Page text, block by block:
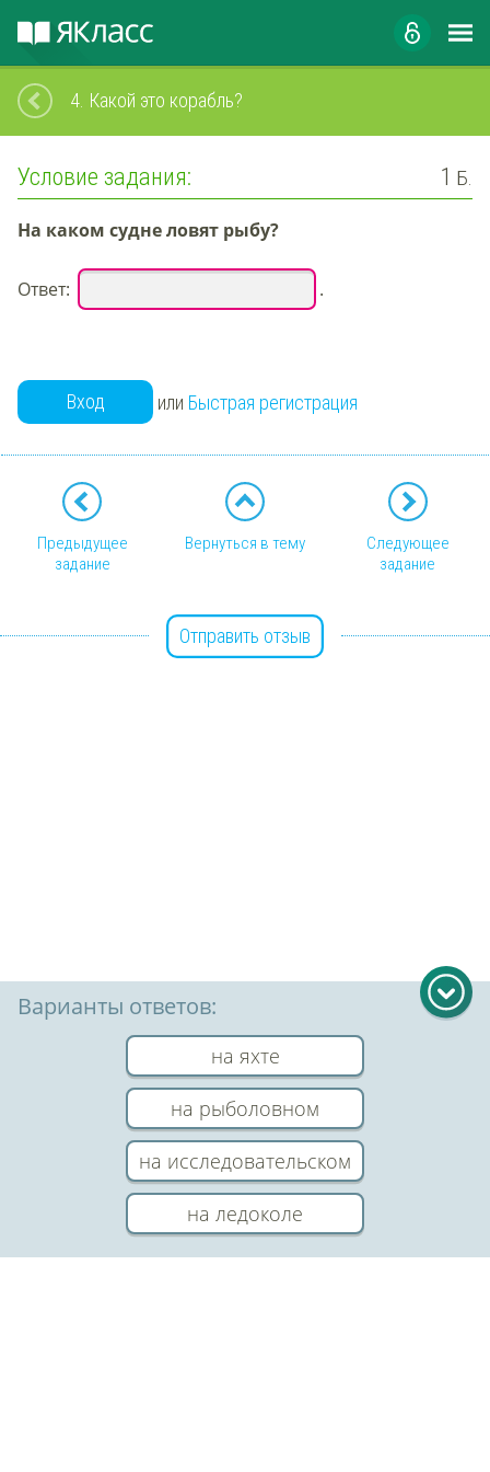
4. Какой это корабль?
Условие задания: 1 Б.
На каком суднеловят рыбу?
Ответ: .
Варианты ответов:
на яхте
на рыболовном
на исследовательском
на ледоколе
Вход или Быстрая регистрация
Предыдущее
задание
Вернуться в тему
Следующее
задание
Отправить отзыв
Copyright © 2026 ООО ТЕОРЕМА ЗНАНИЙ